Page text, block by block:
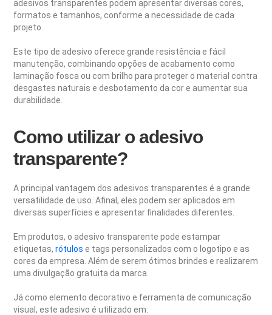
adesivos transparentes podem apresentar diversas cores,
formatos e tamanhos, conforme a necessidade de cada
projeto.
Este tipo de adesivo oferece grande resistência e fácil
manutenção, combinando opções de acabamento como
laminação fosca ou com brilho para proteger o material contra
desgastes naturais e desbotamento da cor e aumentar sua
durabilidade.
Como utilizar o adesivo
transparente?
A principal vantagem dos adesivos transparentes é a grande
versatilidade de uso. Afinal, eles podem ser aplicados em
diversas superfícies e apresentar finalidades diferentes.
Em produtos, o adesivo transparente pode estampar
etiquetas,rótulos e tags personalizados com o logotipo e as
cores da empresa. Além de serem ótimos brindes e realizarem
uma divulgação gratuita da marca.
Já como elemento decorativo e ferramenta de comunicação
visual, este adesivo é utilizado em: